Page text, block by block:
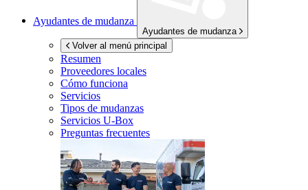
Ayudantes de mudanza
Ayudantes de mudanza
Volver al menú principal
Resumen
Proveedores locales
Cómo funciona
Servicios
Tipos de mudanzas
Servicios U-Box
Preguntas frecuentes